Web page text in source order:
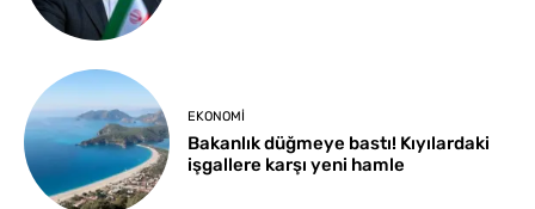
EKONOMI
Bakanlık düğmeye bastı! Kıyılardaki
işgallere karşı yeni hamle